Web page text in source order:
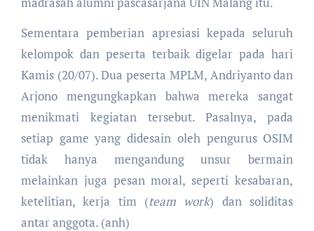
Sementara pemberian apresiasi kepada seluruh
kelompok dan peserta terbaik digelar pada hari
Kamis (20/07). Dua peserta MPLM, Andriyanto dan
Arjono mengungkapkan bahwa mereka sangat
menikmati kegiatan tersebut. Pasalnya, pada
setiap game yang didesain oleh pengurus OSIM
tidak hanya mengandung unsur bermain
melainkan juga pesan moral, seperti kesabaran,
ketelitian, kerja tim (team work) dan soliditas
antar anggota. (anh)